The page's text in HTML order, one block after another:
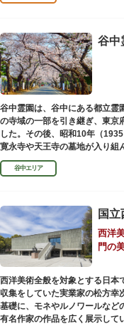
谷中
谷中霊園は、谷中にある都立霊
の寺域の一部を引き継ぎ、東京
した。その後、昭和10年（
寛永寺や天王寺の墓地が入り組
の墓が並んでいます。園内を通
す。谷中エリア
国
西洋
門の
西洋美術全般を対象とする日本
収集をしていた実業家の松方幸
基礎に、モネやルノワールなど
有名作家の作品を広く展示して